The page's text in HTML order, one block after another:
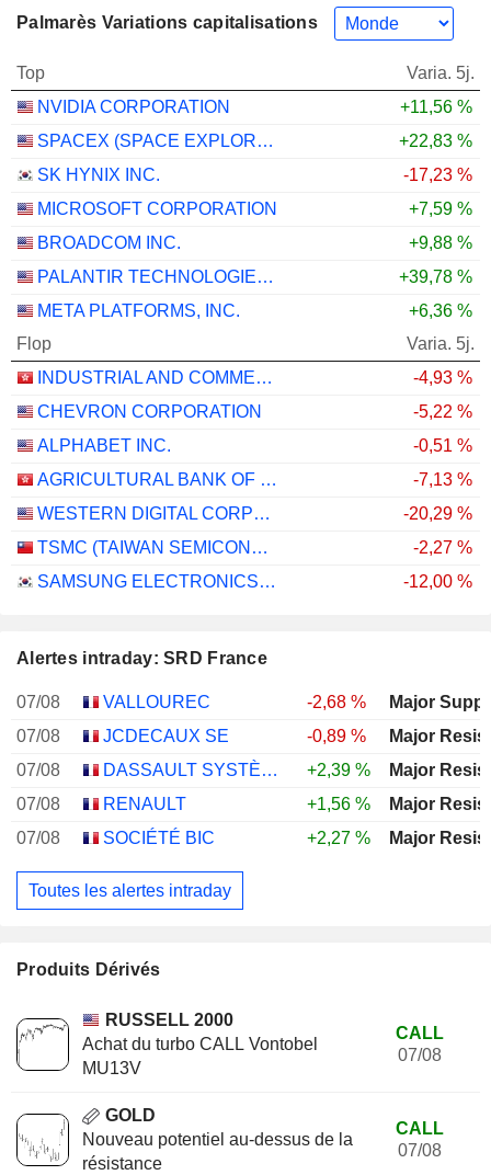
Palmarès Variations capitalisations
Top
Varia. 5j.
NVIDIA CORPORATION
+11,56 %
SPACEX (SPACE EXPLORATION TECHNOLOGIES)
+22,83 %
SK HYNIX INC.
-17,23 %
MICROSOFT CORPORATION
+7,59 %
BROADCOM INC.
+9,88 %
PALANTIR TECHNOLOGIES INC.
+39,78 %
META PLATFORMS, INC.
+6,36 %
Flop
Varia. 5j.
INDUSTRIAL AND COMMERCIAL BANK OF CHINA LIMITED
-4,93 %
CHEVRON CORPORATION
-5,22 %
ALPHABET INC.
-0,51 %
AGRICULTURAL BANK OF CHINA LIMITED
-7,13 %
WESTERN DIGITAL CORPORATION
-20,29 %
TSMC (TAIWAN SEMICONDUCTOR MANUFACTURING COMPANY)
-2,27 %
SAMSUNG ELECTRONICS CO., LTD.
-12,00 %
Alertes intraday: SRD France
07/08 VALLOUREC -2,68 %
Major
07/08
JCDECAUX SE -0,89 %
Major
07/08
DASSAULT SYSTÈMES SE +2,39 %
Major
07/08
RENAULT +1,56 %
Major
07/08
SOCIÉTÉ BIC +2,27 % Major
Toutes les alertes intraday
Produits Dérivés
RUSSELL 2000
Achat du turbo CALL Vontobel
MU13V
CALL
07/08
GOLD
Nouveau potentiel au-dessus de la
résistance
CALL
07/08